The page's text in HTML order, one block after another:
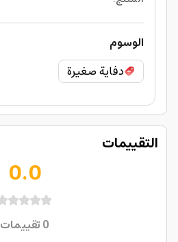
الوسوم
دفاية صغيرة
التقييمات
0.0
0تقييمات